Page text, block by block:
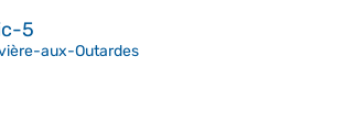
5
aux-Outardes